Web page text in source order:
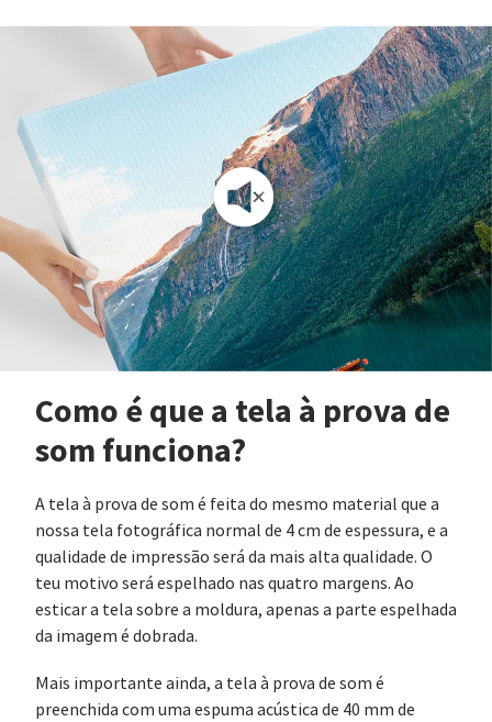
Como é que a tela à prova de
som funciona?
A tela à prova de som é feita do mesmo material que a
nossa tela fotográfica normal de 4 cm de espessura, e a
qualidade de impressão será da mais alta qualidade. O
teu motivo será espelhado nas quatro margens. Ao
esticar a tela sobre a moldura, apenas a parte espelhada
da imagem é dobrada.
Mais importante ainda, a tela à prova de som é
preenchida com uma espuma acústica de 40 mm de